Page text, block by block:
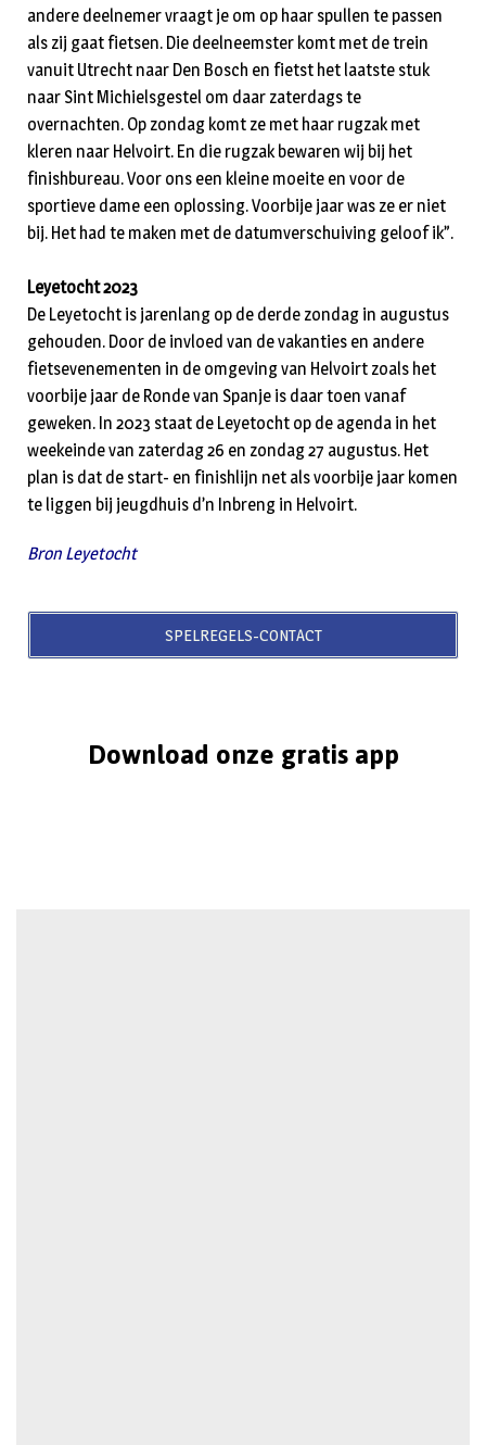
andere deelnemer vraagt je om op haar spullen te passen
als zij gaat fietsen. Die deelneemster komt met de trein
vanuit Utrecht naar Den Bosch en fietst het laatste stuk
naar Sint Michielsgestel om daar zaterdags te
overnachten. Op zondag komt ze met haar rugzak met
kleren naar Helvoirt. En die rugzak bewaren wij bij het
finishbureau. Voor ons een kleine moeite en voor de
sportieve dame een oplossing. Voorbije jaar was ze er niet
bij. Het had te maken met de datumverschuiving geloof ik”.
Leyetocht 2023
De Leyetocht is jarenlang op de derde zondag in augustus
gehouden. Door de invloed van de vakanties en andere
fietsevenementen in de omgeving van Helvoirt zoals het
voorbije jaar de Ronde van Spanje is daar toen vanaf
geweken. In 2023 staat de Leyetocht op de agenda in het
weekeinde van zaterdag 26 en zondag 27 augustus. Het
plan is dat de start- en finishlijn net als voorbije jaar komen
te liggen bij jeugdhuis d’n Inbreng in Helvoirt.
Bron Leyetocht
SPELREGELS-CONTACT
Download onze gratis app